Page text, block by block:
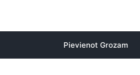
Pievienot Grozam